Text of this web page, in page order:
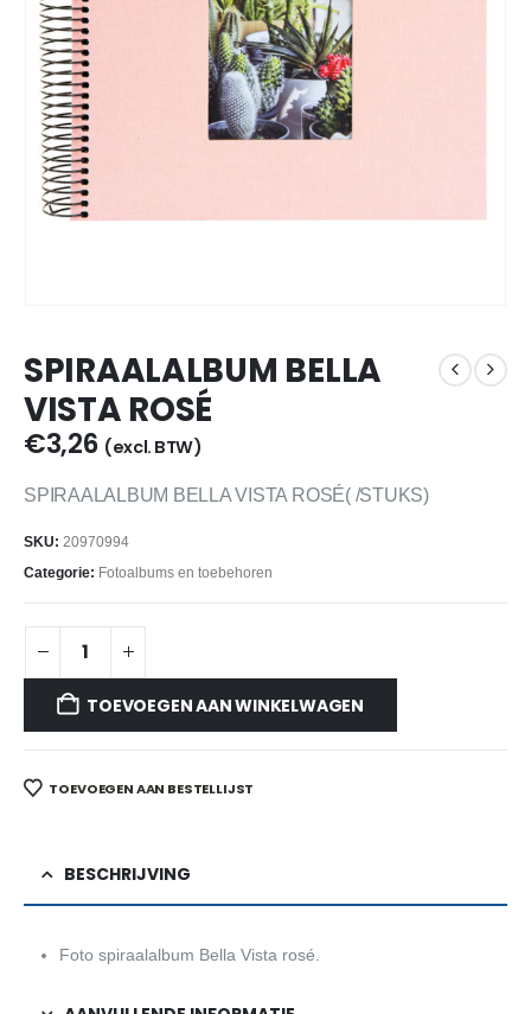
SPIRAALALBUM BELLA
VISTA ROSÉ
€3,26 (excl. BTW)
SPIRAALALBUM BELLA VISTA ROSÉ( /STUKS)
SKU: 20970994
Categorie: Fotoalbums en toebehoren
TOEVOEGEN AAN WINKELWAGEN
TOEVOEGEN AAN BESTELLIJST
BESCHRIJVING
Foto spiraalalbum Bella Vista rosé.